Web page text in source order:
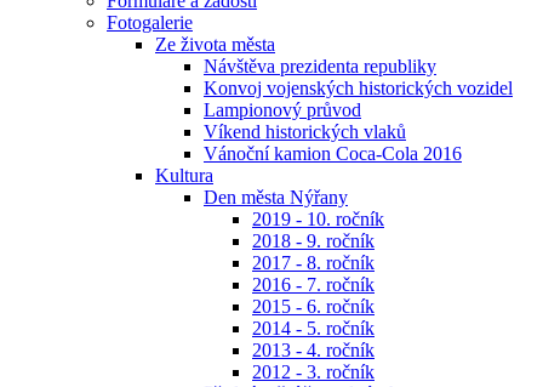
Fotogalerie
Ze života města
Návštěva prezidenta republiky
Konvoj vojenských historických vozidel
Lampionový průvod
Víkend historických vlaků
Vánoční kamion Coca-Cola 2016
Kultura
Den města Nýřany
2019 - 10. ročník
2018 - 9. ročník
2017 - 8. ročník
2016 - 7. ročník
2015 - 6. ročník
2014 - 5. ročník
2013 - 4. ročník
2012 - 3. ročník